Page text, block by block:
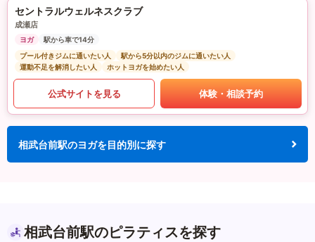
セントラルウェルネスクラブ
成瀬店
ヨガ
駅から車で14分
プール付きジムに通いたい人
駅から5分以内のジムに通いたい人
運動不足を解消したい人
ホットヨガを始めたい人
公式サイトを見る 体験・相談予約
相武台前駅のヨガを目的別に探す
相武台前駅のピラティスを探す